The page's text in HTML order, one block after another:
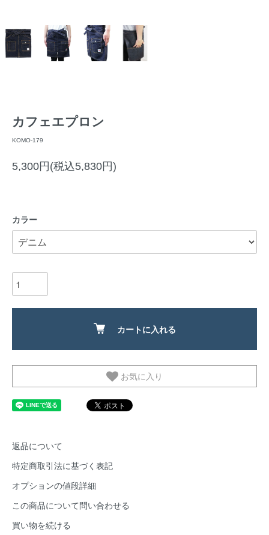
カフェエプロン
KOMO-179
5,300円(税込5,830円)
カラー
カートに入れる
お気に入り
返品について
特定商取引法に基づく表記
オプションの値段詳細
この商品について問い合わせる
買い物を続ける